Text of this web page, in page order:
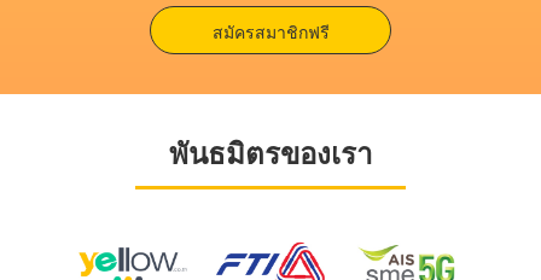
สมัครสมาชิกฟรี
พันธมิตรของเรา